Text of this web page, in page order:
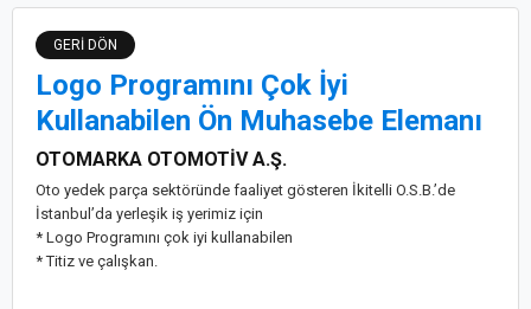
GERİ DÖN
Logo Programını Çok İyi
Kullanabilen Ön Muhasebe Elemanı
OTOMARKA OTOMOTİV A.Ş.
Oto yedek parça sektöründe faaliyet gösteren İkitelli O.S.B.’de
İstanbul’da yerleşik iş yerimiz için
* Logo Programını çok iyi kullanabilen
* Titiz ve çalışkan.